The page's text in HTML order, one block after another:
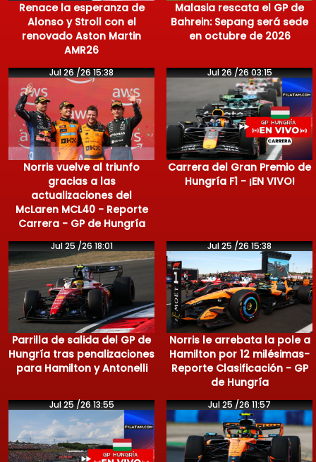
Renace la esperanza de
Alonso y Stroll con el
renovado Aston Martin
AMR26
Malasia rescata el GP de
Bahrein: Sepang será sede
en octubre de 2026
Jul 26 /26 15:38
Norris vuelve al triunfo
gracias a las
actualizaciones del
McLaren MCL40 - Reporte
Carrera - GP de Hungría
Jul 26 /26 03:15
Carrera del Gran Premio de
Hungría F1 - ¡EN VIVO!
Jul 25 /26 18:01
Parrilla de salida del GP de
Hungría tras penalizaciones
para Hamilton y Antonelli
Jul 25 /26 15:38
Norris le arrebata la pole a
Hamilton por 12 milésimas-
Reporte Clasificación - GP
de Hungría
Jul 25 /26 13:55 Jul 25 /26 11:57